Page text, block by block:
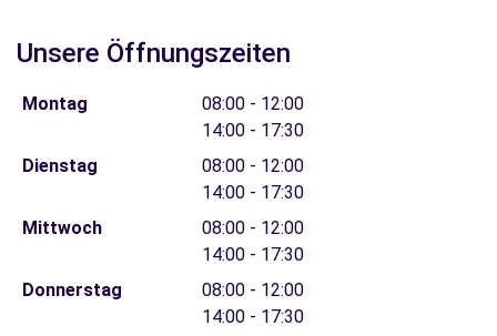
Unsere Öffnungszeiten
Montag
08:00 - 12:00
14:00 - 17:30
Dienstag
08:00 - 12:00
14:00 - 17:30
Mittwoch
08:00 - 12:00
14:00 - 17:30
Donnerstag
08:00 - 12:00
14:00 - 17:30